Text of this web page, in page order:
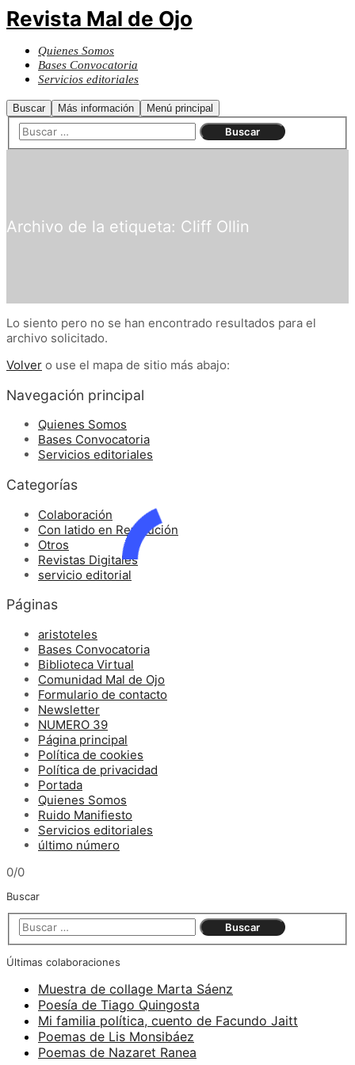
Revista Mal de Ojo
Quienes Somos
Bases Convocatoria
Servicios editoriales
Buscar Más información Menú principal
Archivo de la etiqueta: Cliff Ollin
Lo siento pero no se han encontrado resultados para el
archivo solicitado.
Volver o use el mapa de sitio más abajo:
Navegación principal
Quienes Somos
Bases Convocatoria
Servicios editoriales
Categorías
Colaboración
Con latido en Revolución
Otros
Revistas Digitales
servicio editorial
Páginas
aristoteles
Bases Convocatoria
Biblioteca Virtual
Comunidad Mal de Ojo
Formulario de contacto
Newsletter
NUMERO 39
Página principal
Política de cookies
Política de privacidad
Portada
Quienes Somos
Ruido Manifiesto
Servicios editoriales
último número
0/0
Buscar
Últimas colaboraciones
Muestra de collage Marta Sáenz
Poesía de Tiago Quingosta
Mi familia política, cuento de Facundo Jaitt
Poemas de Lis Monsibáez
Poemas de Nazaret Ranea